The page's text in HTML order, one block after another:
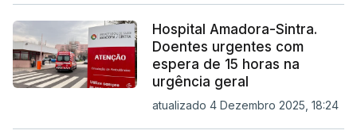
Hospital Amadora-Sintra.
Doentes urgentes com
espera de 15 horas na
urgência geral
atualizado 4 Dezembro 2025, 18:24